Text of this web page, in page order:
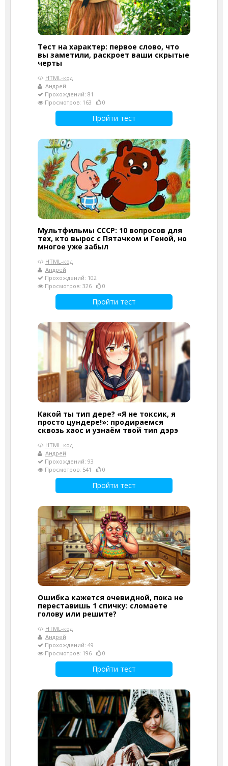
Тест на характер: первое слово, что
вы заметили, раскроет ваши скрытые
черты
HTML-код
Андрей
Прохождений: 81
Просмотров: 163
0
Пройти тест
Мультфильмы СССР: 10 вопросов для
тех, кто вырос с Пятачком и Геной, но
многое уже забыл
HTML-код
Андрей
Прохождений: 102
Просмотров: 326
0
Пройти тест
Какой ты тип дере? «Я не токсик, я
просто цундере!»: продираемся
сквозь хаос и узнаём твой тип дэрэ
HTML-код
Андрей
Прохождений: 93
Просмотров: 541
0
Пройти тест
Ошибка кажется очевидной, пока не
переставишь 1 спичку: сломаете
голову или решите?
HTML-код
Андрей
Прохождений: 49
Просмотров: 196
0
Пройти тест